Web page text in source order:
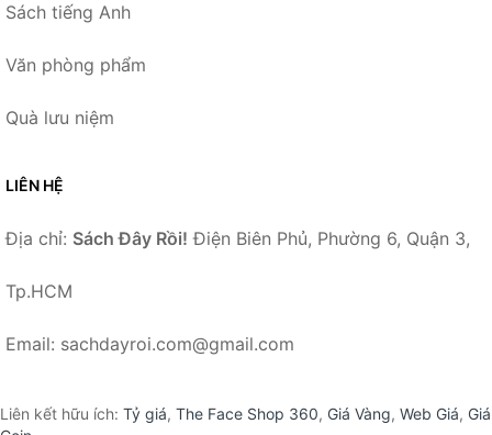
Sách tiếng Anh
Văn phòng phẩm
Quà lưu niệm
LIÊN HỆ
Địa chỉ: Sách Đây Rồi! Điện Biên Phủ, Phường 6, Quận 3,
Tp.HCM
Email: sachdayroi.com@gmail.com
Liên kết hữu ích: Tỷ giá, The Face Shop 360, Giá Vàng, Web Giá, Giá